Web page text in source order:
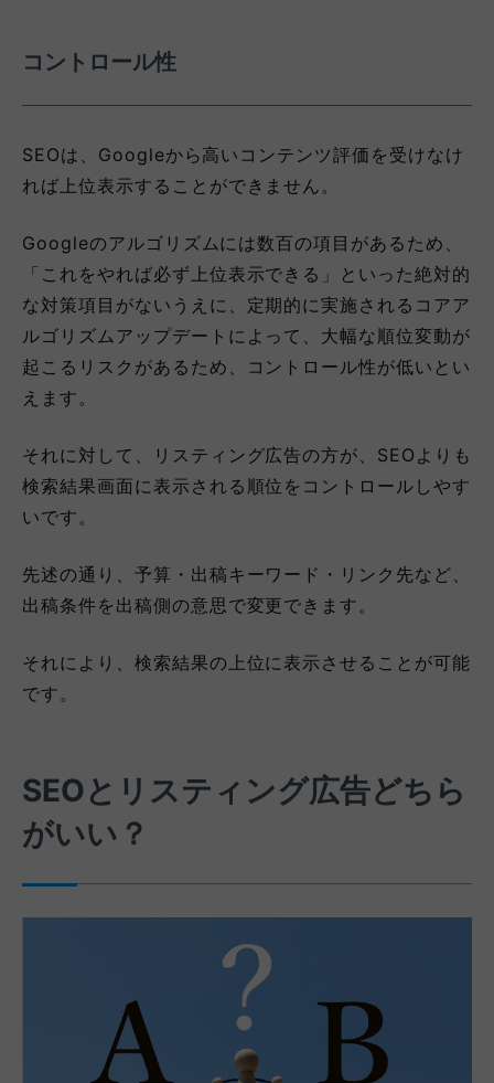
コントロール性
SEOは、Googleから高いコンテンツ評価を受けなけ
れば上位表示することができません。
Googleのアルゴリズムには数百の項目があるため、
「これをやれば必ず上位表示できる」といった絶対的
な対策項目がないうえに、定期的に実施されるコアア
ルゴリズムアップデートによって、大幅な順位変動が
起こるリスクがあるため、コントロール性が低いとい
えます。
それに対して、リスティング広告の方が、SEOよりも
検索結果画面に表示される順位をコントロールしやす
いです。
先述の通り、予算・出稿キーワード・リンク先など、
出稿条件を出稿側の意思で変更できます。
それにより、検索結果の上位に表示させることが可能
です。
SEOとリスティング広告どちら
がいい？